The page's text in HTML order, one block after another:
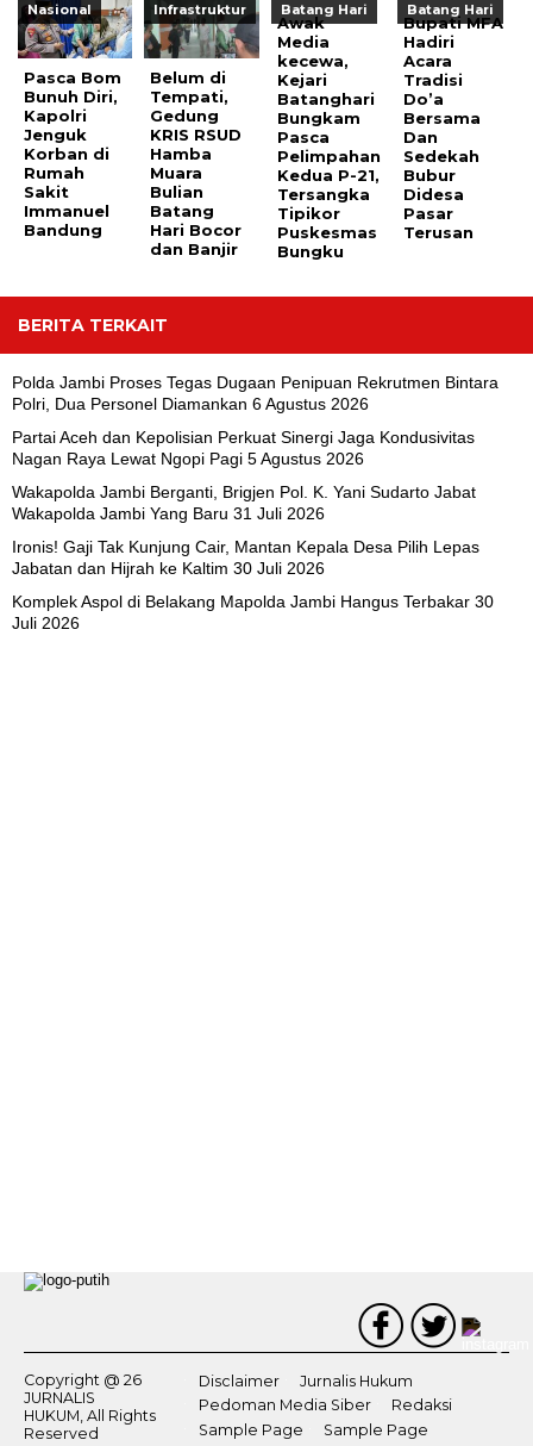
Nasional
Pasca Bom
Bunuh Diri,
Kapolri
Jenguk
Korban di
Rumah
Sakit
Immanuel
Bandung
Infrastruktur
Belum di
Tempati,
Gedung
KRIS RSUD
Hamba
Muara
Bulian
Batang
Hari Bocor
dan Banjir
Batang Hari
Awak
Media
kecewa,
Kejari
Batanghari
Bungkam
Pasca
Pelimpahan
Kedua P-21,
Tersangka
Tipikor
Puskesmas
Bungku
Batang Hari
Bupati MFA
Hadiri
Acara
Tradisi
Do’a
Bersama
Dan
Sedekah
Bubur
Didesa
Pasar
Terusan
BERITA TERKAIT
Polda Jambi Proses Tegas Dugaan Penipuan Rekrutmen Bintara
Polri, Dua Personel Diamankan 6 Agustus 2026
Partai Aceh dan Kepolisian Perkuat Sinergi Jaga Kondusivitas
Nagan Raya Lewat Ngopi Pagi 5 Agustus 2026
Wakapolda Jambi Berganti, Brigjen Pol. K. Yani Sudarto Jabat
Wakapolda Jambi Yang Baru 31 Juli 2026
Ironis! Gaji Tak Kunjung Cair, Mantan Kepala Desa Pilih Lepas
Jabatan dan Hijrah ke Kaltim 30 Juli 2026
Komplek Aspol di Belakang Mapolda Jambi Hangus Terbakar 30
Juli 2026
Copyright @ 26
JURNALIS
HUKUM, All Rights
Reserved
Disclaimer
Jurnalis Hukum
Pedoman Media Siber
Redaksi
Sample Page
Sample Page